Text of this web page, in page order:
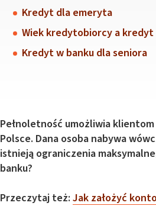
Kredyt dla emeryta
Wiek kredytobiorcy a kredyt
Kredyt w banku dla seniora
Pełnoletność umożliwia
Polsce. Dana osoba nabywa
istnieją ograniczenia
banku?
Przeczytaj też:Jak założyć